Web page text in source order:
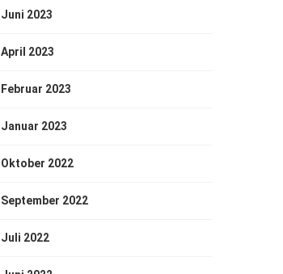
Juni 2023
April 2023
Februar 2023
Januar 2023
Oktober 2022
September 2022
Juli 2022